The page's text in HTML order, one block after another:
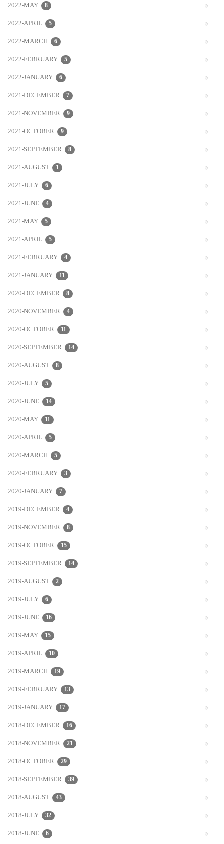
2022-MAY 8
2022-APRIL 5
2022-MARCH 6
2022-FEBRUARY 5
2022-JANUARY 6
2021-DECEMBER 7
2021-NOVEMBER 9
2021-OCTOBER 9
2021-SEPTEMBER 8
2021-AUGUST 1
2021-JULY 6
2021-JUNE 4
2021-MAY 5
2021-APRIL 5
2021-FEBRUARY 4
2021-JANUARY 11
2020-DECEMBER 8
2020-NOVEMBER 4
2020-OCTOBER 11
2020-SEPTEMBER 14
2020-AUGUST 8
2020-JULY 5
2020-JUNE 14
2020-MAY 11
2020-APRIL 5
2020-MARCH 5
2020-FEBRUARY 3
2020-JANUARY 7
2019-DECEMBER 4
2019-NOVEMBER 8
2019-OCTOBER 15
2019-SEPTEMBER 14
2019-AUGUST 2
2019-JULY 6
2019-JUNE 16
2019-MAY 15
2019-APRIL 10
2019-MARCH 19
2019-FEBRUARY 13
2019-JANUARY 17
2018-DECEMBER 16
2018-NOVEMBER 21
2018-OCTOBER 29
2018-SEPTEMBER 39
2018-AUGUST 43
2018-JULY 32
2018-JUNE 6